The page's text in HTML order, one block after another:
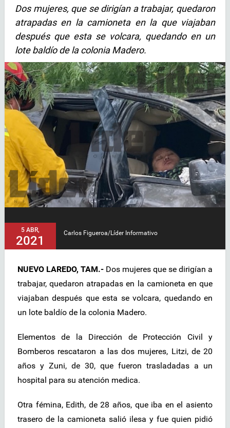
Dos mujeres, que se dirigían a trabajar, quedaron
atrapadas en la camioneta en la que viajaban
después que esta se volcara, quedando en un
lote baldío de la colonia Madero.
5 ABR,
2021
Carlos Figueroa/Líder Informativo
NUEVO LAREDO, TAM.- Dos mujeres que se dirigían a
trabajar, quedaron atrapadas en la camioneta en que
viajaban después que esta se volcara, quedando en
un lote baldío de la colonia Madero.
Elementos de la Dirección de Protección Civil y
Bomberos rescataron a las dos mujeres, Litzi, de 20
años y Zuni, de 30, que fueron trasladadas a un
hospital para su atención medica.
Otra fémina, Edith, de 28 años, que iba en el asiento
trasero de la camioneta salió ilesa y fue quien pidió